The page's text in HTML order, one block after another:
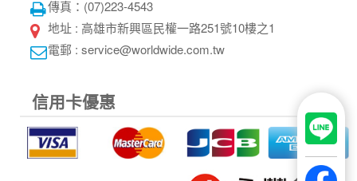
全球航空專區
招募菁英 刷卡授權書 聯絡我們